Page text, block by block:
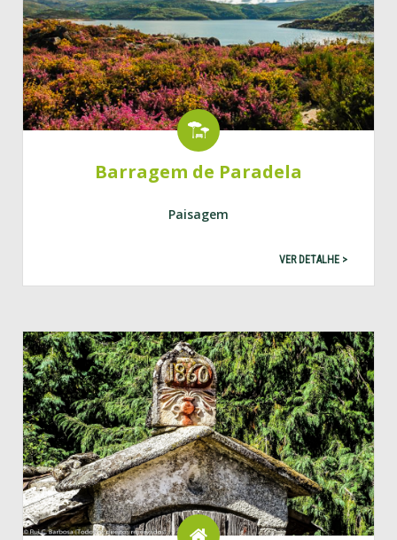
Barragem de Paradela
Paisagem
VER DETALHE >